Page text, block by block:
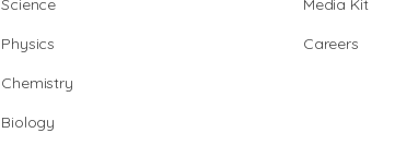
Science
Physics
Chemistry
Biology
Media Kit
Careers